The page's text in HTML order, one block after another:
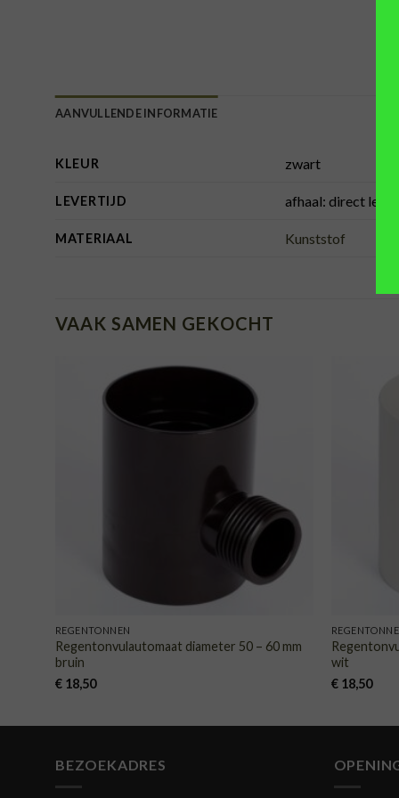
AANVULLENDE INFORMATIE
KLEUR zwart
LEVERTIJD afhaal: direct
MATERIAAL Kunststof
VAAK SAMEN GEKOCHT
TOEVOEGEN
AAN
REGENTONNEN
Regentonvulautomaat diameter 50 – 60 mm
bruin
€18,50
wit
€18,50
BEZOEKADRES